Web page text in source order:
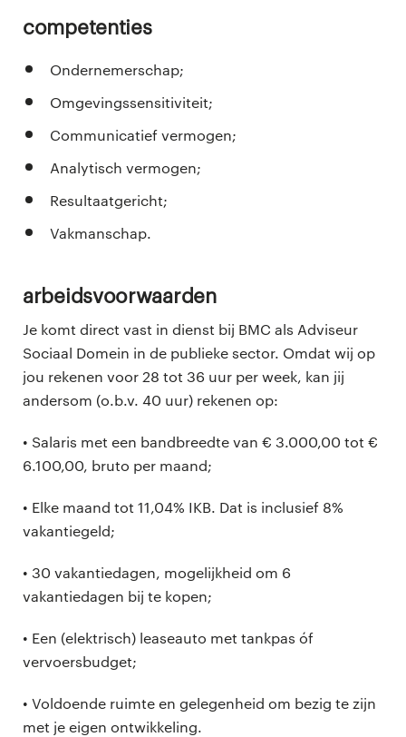
Competenties
Ondernemerschap;
Omgevingssensitiviteit;
Communicatief vermogen;
Analytisch vermogen;
Resultaatgericht;
Vakmanschap.
Arbeidsvoorwaarden
Je komt direct vast in dienst bij BMC als Adviseur
Sociaal Domein in de publieke sector. Omdat wij op
jou rekenen voor 28 tot 36 uur per week, kan jij
andersom (o.b.v. 40 uur) rekenen op:
• Salaris met een bandbreedte van € 3.000,00 tot €
6.100,00, bruto per maand;
• Elke maand tot 11,04% IKB. Dat is inclusief 8%
vakantiegeld;
• 30 vakantiedagen, mogelijkheid om 6
vakantiedagen bij te kopen;
• Een (elektrisch) leaseauto met tankpas óf
vervoersbudget;
• Voldoende ruimte en gelegenheid om bezig te zijn
met je eigen ontwikkeling.